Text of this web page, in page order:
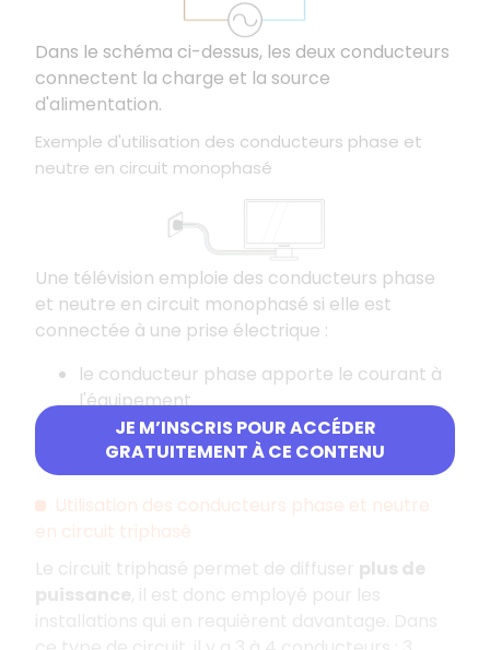
JE M’INSCRIS POUR ACCÉDER
GRATUITEMENT À CE CONTENU
Dans le schéma ci-dessus, les deux conducteurs
connectent la charge et la source
d'alimentation.
Exemple d'utilisation des conducteurs phase et
neutre en circuit monophasé
Une télévision emploie des conducteurs phase
et neutre en circuit monophasé si elle est
connectée à une prise électrique :
le conducteur phase apporte le courant à
l'équipement
le conducteur neutre permet au courant
de faire le chemin retour.
Utilisation des conducteurs phase et neutre
en circuit triphasé
Le circuit triphasé permet de diffuser plus de
puissance, il est donc employé pour les